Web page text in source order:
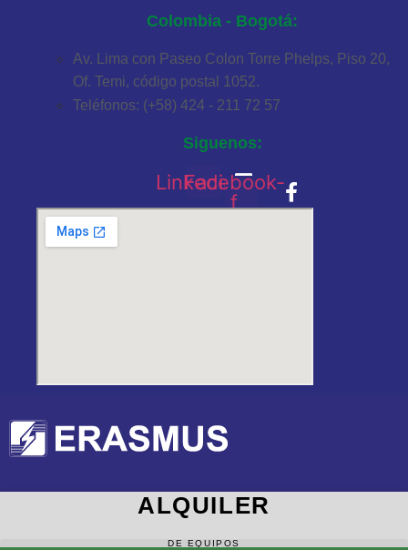
Colombia - Bogotá:
Av. Lima con Paseo Colon Torre Phelps, Piso 20,
Of. Temi, código postal 1052.
Teléfonos: (+58) 424 - 211 72 57
Siguenos:
Linkedin
Facebook-
f
ALQUILER
DE EQUIPOS